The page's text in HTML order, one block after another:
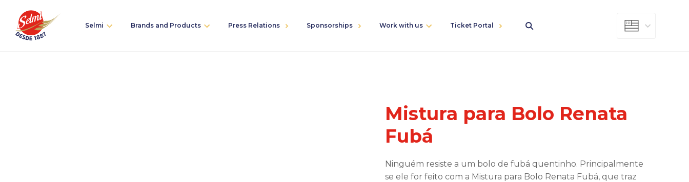
Selmi Brands and Products Press Relations Sponsorships Work with us Ticket Portal
Mistura para Bolo Renata
Fubá
Ninguém resiste a um bolo de fubá quentinho. Principalmente
se ele for feito com a Mistura para Bolo Renata Fubá, que traz